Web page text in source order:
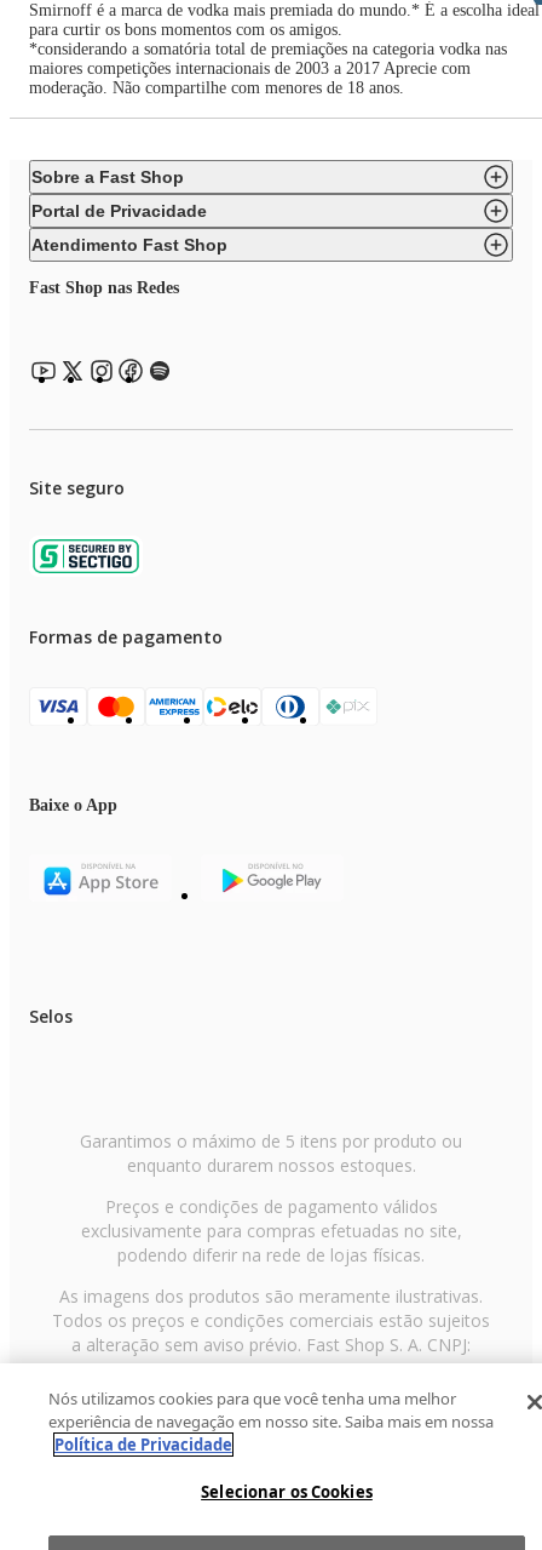
Smirnoff é a marca de vodka mais premiada do mundo.* É a escolha ideal
para curtir os bons momentos com os amigos.
*considerando a somatória total de premiações na categoria vodka nas
maiores competições internacionais de 2003 a 2017 Aprecie com
moderação. Não compartilhe com menores de 18 anos.
Sobre a Fast Shop
Portal de Privacidade
Atendimento Fast Shop
Fast Shop nas Redes
Site seguro
Formas de pagamento
Baixe o App
Selos
Garantimos o máximo de 5 itens por produto ou
enquanto durarem nossos estoques.
Preços e condições de pagamento válidos
exclusivamente para compras efetuadas no site,
podendo diferir na rede de lojas físicas.
As imagens dos produtos são meramente ilustrativas.
Todos os preços e condições comerciais estão sujeitos
a alteração sem aviso prévio. Fast Shop S. A. CNPJ:
43.708.379/0001-00
Avenida Zaki Narchi, nº 1650, sobreloja, Carandiru, São
Paulo/SP, CEP 02029-001, Telefone: 11 3003-3728 ©
2013 Fast Shop - Todos os direitos reservados
Nós utilizamos cookies para que você tenha uma melhor
experiência de navegação em nosso site. Saiba mais em nossa
Política de Privacidade
Selecionar os Cookies